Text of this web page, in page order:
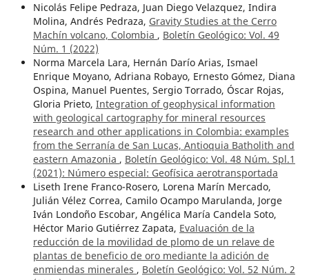
Nicolás Felipe Pedraza, Juan Diego Velazquez, Indira
Molina, Andrés Pedraza, Gravity Studies at the Cerro
Machín volcano, Colombia , Boletín Geológico: Vol. 49
Núm. 1 (2022)
Norma Marcela Lara, Hernán Darío Arias, Ismael
Enrique Moyano, Adriana Robayo, Ernesto Gómez, Diana
Ospina, Manuel Puentes, Sergio Torrado, Óscar Rojas,
Gloria Prieto, Integration of geophysical information
with geological cartography for mineral resources
research and other applications in Colombia: examples
from the Serranía de San Lucas, Antioquia Batholith and
eastern Amazonia , Boletín Geológico: Vol. 48 Núm. Spl.1
(2021): Número especial: Geofísica aerotransportada
Liseth Irene Franco-Rosero, Lorena Marín Mercado,
Julián Vélez Correa, Camilo Ocampo Marulanda, Jorge
Iván Londoño Escobar, Angélica María Candela Soto,
Héctor Mario Gutiérrez Zapata, Evaluación de la
reducción de la movilidad de plomo de un relave de
plantas de beneficio de oro mediante la adición de
enmiendas minerales , Boletín Geológico: Vol. 52 Núm. 2